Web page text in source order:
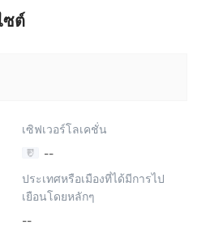
ซต์
เซิฟเวอร์โลเคชั่น
--
ประเทศหรือเมืองที่ได้มีการไป
เยือนโดยหลักๆ
--